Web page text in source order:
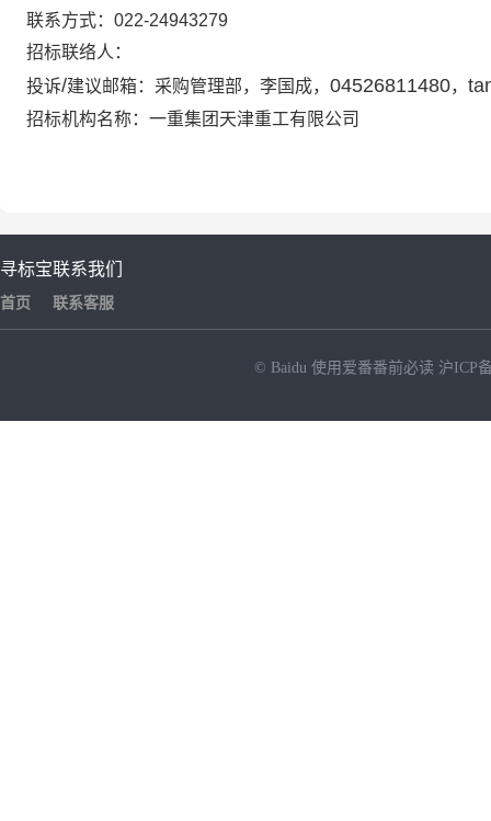
联系方式： 022-24943279
招标联络人：
投诉/建议邮箱：采购管理部， 李国成， 04526811480，
招标机构名称： 一重集团天津重工有限公司
寻标宝
首页
联系我们
联系客服
© Baidu 使用爱番番前必读 沪ICP